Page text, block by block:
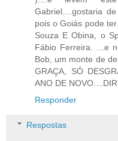
Gabriel....gostaria
pois o Goiás pode
Souza E Obina, o
Fábio Ferreira. ...e
Bob, um monte de
GRAÇA, SÓ
ANO DE
Responder
Respostas